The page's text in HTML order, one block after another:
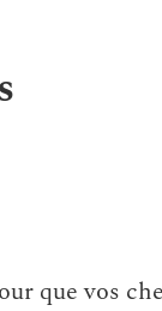
que vos